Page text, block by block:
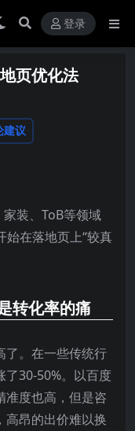
登录
页优化法
建议
装、ToB等领域
始在落地页上“较真
转化率的痛
了。在一些传统行
了30-50%。以百度
准度也高，但是咨
高昂的出价难以换